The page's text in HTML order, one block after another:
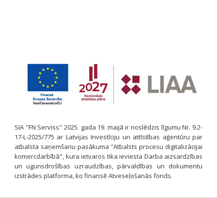
SIA "FN Serviss" 2025. gada 19. maijā ir noslēdzis līgumu Nr. 9.2-
17-L-2025/775 ar Latvijas Investīciju un attīstības aģentūru par
atbalsta saņemšanu pasākuma "Atbalsts procesu digitalizācijai
komercdarbībā", kura ietvaros tika ieviesta Darba aizsardzības
un ugunsdrošības uzraudzības, pārvaldības un dokumentu
izstrādes platforma, ko finansē Atveseļošanās fonds.